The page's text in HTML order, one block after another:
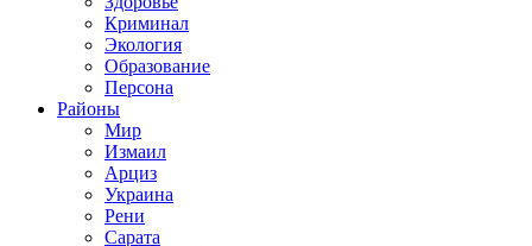
Криминал
Экология
Образование
Персона
Районы
Мир
Измаил
Арциз
Украина
Рени
Сарата